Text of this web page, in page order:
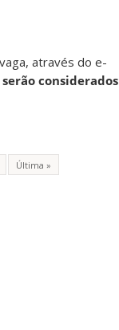
através do e-
considerados
Última »